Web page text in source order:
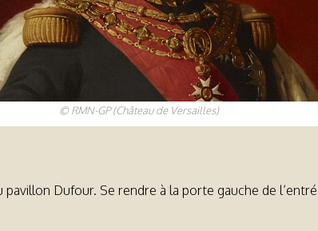
© RMN-GP (Château de Versailles)
Dufour. Se rendre à la porte gauche de